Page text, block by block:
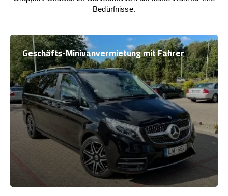
Bedürfnisse.
Geschäfts-Minivanvermietung mit Fahrer